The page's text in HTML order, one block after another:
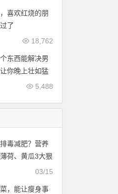
喜欢红烧的朋
了
18,762
东西能解决男
你晚上壮如猛
5,488
毒减肥？营养
荷、黄瓜3大狠
03/15
，能让瘦身事